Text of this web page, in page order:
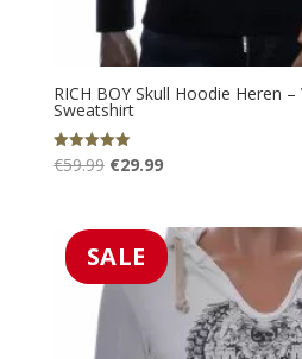
RICH BOY Skull Hoodie Heren
Sweatshirt
Gewaardeerd
5.00
€59.99 Oorspronkelijke
€59.99.
€29.99Huidige
€29.99.
SALE